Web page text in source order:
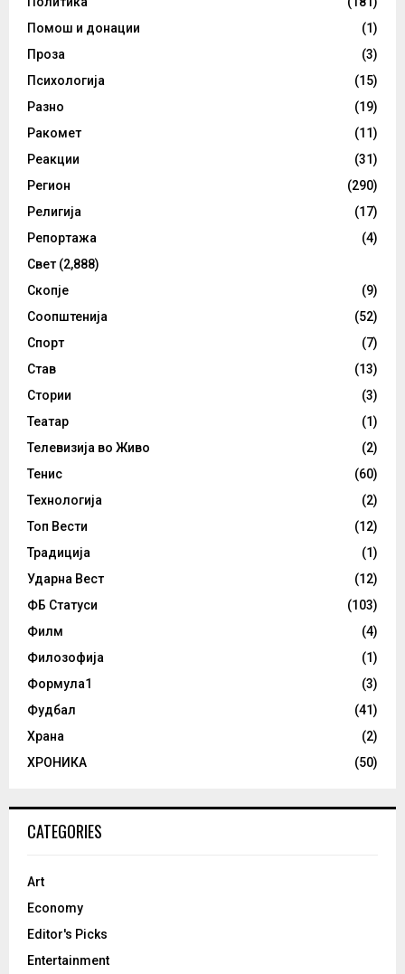
Помош и донации
(1)
Проза
(3)
Психологија
(15)
Разно
(19)
Ракомет
(11)
Реакции
(31)
Регион
(290)
Религија
(17)
Репортажа
(4)
Свет (2,888)
Скопје
(9)
Соопштенија
(52)
Спорт
(7)
Став
(13)
Стории
(3)
Театар
(1)
Телевизија во Живо
(2)
Тенис
(60)
Технологија
(2)
Топ Вести
(12)
Традиција
(1)
Ударна Вест
(12)
ФБ Статуси
(103)
Филм
(4)
Филозофија
(1)
Формула1
(3)
Фудбал
(41)
Храна
(2)
ХРОНИКА
(50)
CATEGORIES
Art
Economy
Editor's Picks
Entertainment